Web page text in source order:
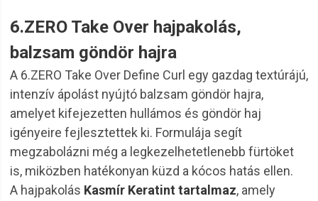
6.ZERO Take Over hajpakolás,
balzsam göndör hajra
A 6.ZERO Take Over Define Curl egy gazdag textúrájú,
intenzív ápolást nyújtó balzsam göndör hajra,
amelyet kifejezetten hullámos és göndör haj
igényeire fejlesztettek ki. Formulája segít
megzabolázni még a legkezelhetetlenebb fürtöket
is, miközben hatékonyan küzd a kócos hatás ellen.
A hajpakolás Kasmír Keratint tartalmaz, amely